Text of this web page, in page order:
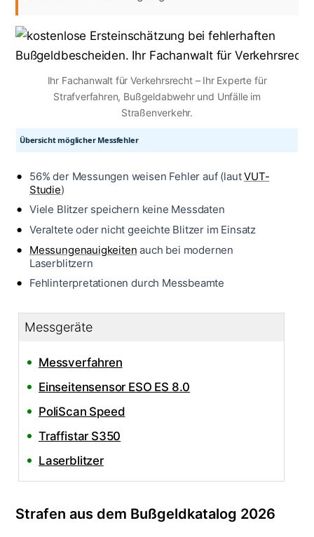
Ihr Fachanwalt für Verkehrsrecht – Ihr Experte für
Strafverfahren, Bußgeldabwehr und Unfälle im
Straßenverkehr.
Übersicht möglicher Messfehler
56% der Messungen weisen Fehler auf (lautVUT-
Studie)
Viele Blitzer speichern keine Messdaten
Veraltete oder nicht geeichte Blitzer im Einsatz
Messungenauigkeiten auch bei modernen
Laserblitzern
Fehlinterpretationen durch Messbeamte
Messgeräte
Messverfahren
Einseitensensor ESO ES 8.0
PoliScan Speed
Traffistar S350
Laserblitzer
Strafen aus dem Bußgeldkatalog 2026